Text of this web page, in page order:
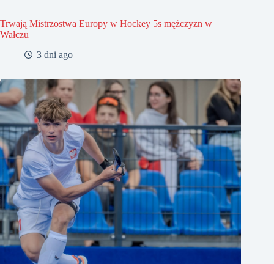
Trwają Mistrzostwa Europy w Hockey 5s mężczyzn w
Wałczu
3 dni ago